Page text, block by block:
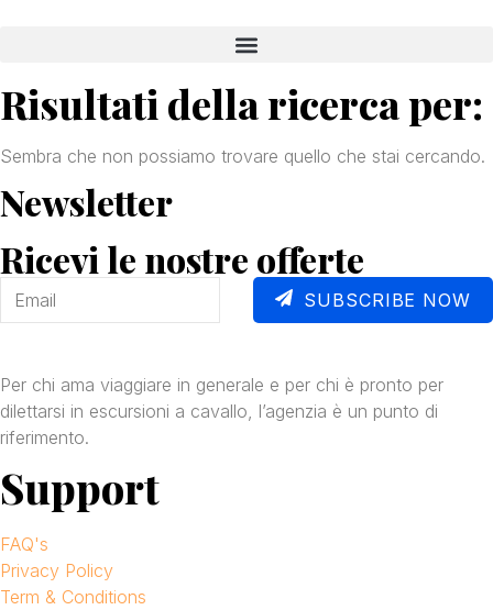
Risultati della ricerca per:
Sembra che non possiamo trovare quello che stai cercando.
Newsletter
Ricevi le nostre offerte
SUBSCRIBE NOW
Per chi ama viaggiare in generale e per chi è pronto per
dilettarsi in escursioni a cavallo, l’agenzia è un punto di
riferimento.
Support
FAQ's
Privacy Policy
Term & Conditions